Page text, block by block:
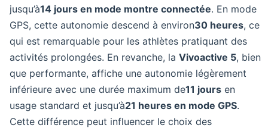
jusqu’à14 jours en mode montre connectée. En mode
GPS, cette autonomie descend à environ30 heures, ce
qui est remarquable pour les athlètes pratiquant des
activités prolongées. En revanche, la Vivoactive 5, bien
que performante, affiche une autonomie légèrement
inférieure avec une durée maximum de11 jours en
usage standard et jusqu’à21 heures en mode GPS.
Cette différence peut influencer le choix des